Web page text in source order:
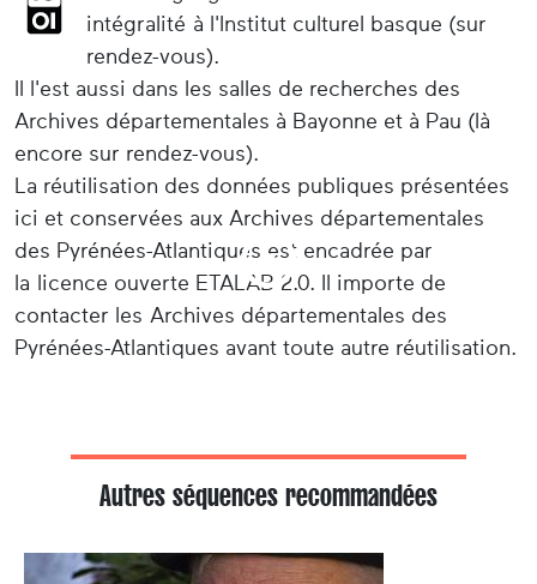
intégralité à l'Institut culturel basque (sur
rendez-vous).
Il l'est aussi dans les salles de recherches des
Archives départementales à Bayonne et à Pau (là
encore sur rendez-vous).
La réutilisation des données publiques présentées
ici et conservées aux Archives départementales
des Pyrénées-Atlantiques est encadrée par
la licence ouverte ETALAB 2.0. Il importe de
contacter les Archives départementales des
Pyrénées-Atlantiques avant toute autre réutilisation.
Autres séquences recommandées